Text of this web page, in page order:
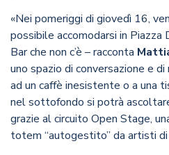
«Nei pomeriggi di giovedì 16,
possibile accomodarsi in
Bar che non c’è – racconta
uno spazio di conversazione e
ad un caffè inesistente o a una
nel sottofondo si potrà
grazie al circuito Open Stage,
totem “autogestito” da artisti di